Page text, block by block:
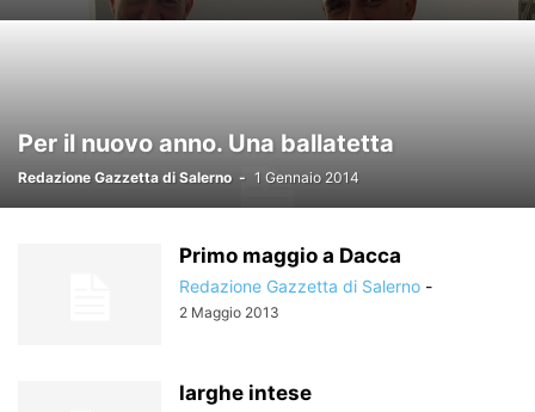
Per il nuovo anno. Una ballatetta
Redazione Gazzetta di Salerno - 1 Gennaio 2014
Primo maggio a Dacca
Redazione Gazzetta di Salerno -
2 Maggio 2013
larghe intese